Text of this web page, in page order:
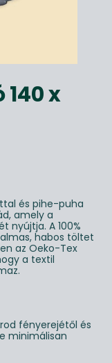
x
és pihe-puha
amely a
nyújtja. A 100%
habos töltet
az Oeko-Tex
a textil
fényerejétől és
minimálisan